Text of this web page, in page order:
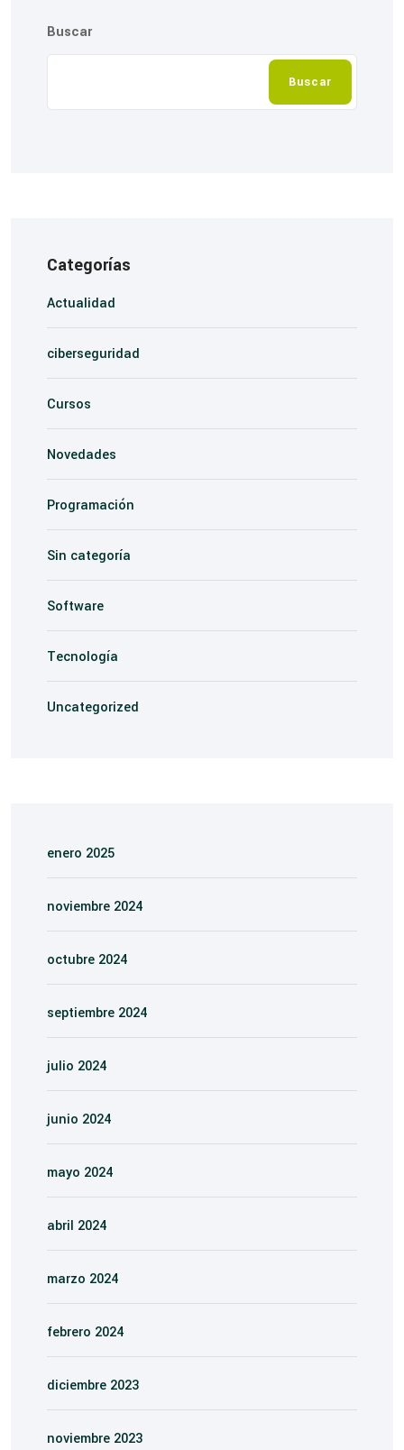
Buscar
Buscar
Categorías
Actualidad
ciberseguridad
Cursos
Novedades
Programación
Sin categoría
Software
Tecnología
Uncategorized
enero 2025
noviembre 2024
octubre 2024
septiembre 2024
julio 2024
junio 2024
mayo 2024
abril 2024
marzo 2024
febrero 2024
diciembre 2023
noviembre 2023